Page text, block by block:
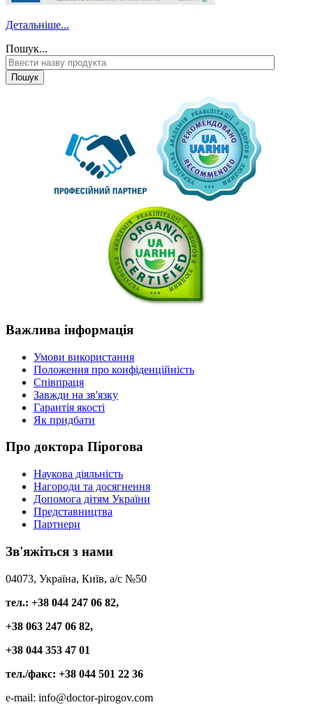
Детальніше...
Пошук...
Пошук
Важлива інформація
Умови використання
Положення про конфіденційність
Співпраця
Завжди на зв'язку
Гарантія якості
Як придбати
Про доктора Пірогова
Наукова діяльність
Нагороди та досягнення
Допомога дітям України
Представництва
Партнери
Зв'яжіться з нами
04073, Україна, Київ, а/с №50
тел.: +38 044 247 06 82,
+38 063 247 06 82,
+38 044 353 47 01
тел./факс: +38 044 501 22 36
e-mail: info@doctor-pirogov.com